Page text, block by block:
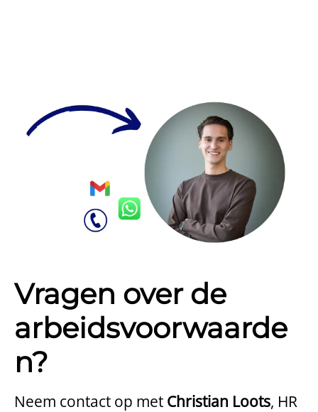
Vragen over de
arbeidsvoorwaarde
n?
Neem contact op met Christian Loots, HR